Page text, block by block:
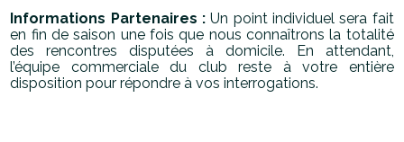
Informations Partenaires :Un point individuel sera fait
en fin de saison une fois que nous connaîtrons la totalité
des rencontres disputées à domicile. En attendant,
l’équipe commerciale du club reste à votre entière
disposition pour répondre à vos interrogations.